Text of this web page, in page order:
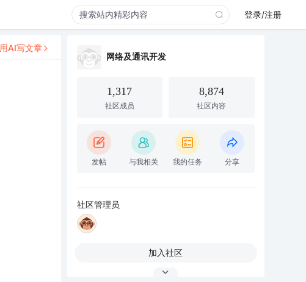
登录/注册
用AI写文章
网络及通讯开发
1,317
社区成员
8,874
社区内容
发帖 与我相关 我的任务 分享
社区管理员
加入社区